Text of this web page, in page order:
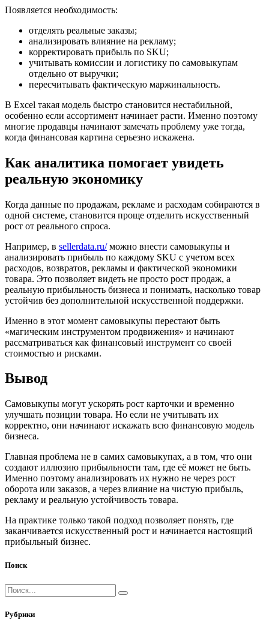
Появляется необходимость:
отделять реальные заказы;
анализировать влияние на рекламу;
корректировать прибыль по SKU;
учитывать комиссии и логистику по самовыкупам
отдельно от выручки;
пересчитывать фактическую маржинальность.
В Excel такая модель быстро становится нестабильной,
особенно если ассортимент начинает расти. Именно поэтому
многие продавцы начинают замечать проблему уже тогда,
когда финансовая картина серьезно искажена.
Как аналитика помогает увидеть
реальную экономику
Когда данные по продажам, рекламе и расходам собираются в
одной системе, становится проще отделить искусственный
рост от реального спроса.
Например, в sellerdata.ru/можно внести самовыкупы и
анализировать прибыль по каждому SKU с учетом всех
расходов, возвратов, рекламы и фактической экономики
товара. Это позволяет видеть не просто рост продаж, а
реальную прибыльность бизнеса и понимать, насколько товар
устойчив без дополнительной искусственной поддержки.
Именно в этот момент самовыкупы перестают быть
«магическим инструментом продвижения» и начинают
рассматриваться как финансовый инструмент со своей
стоимостью и рисками.
Вывод
Самовыкупы могут ускорять рост карточки и временно
улучшать позиции товара. Но если не учитывать их
корректно, они начинают искажать всю финансовую модель
бизнеса.
Главная проблема не в самих самовыкупах, а в том, что они
создают иллюзию прибыльности там, где её может не быть.
Именно поэтому анализировать их нужно не через рост
оборота или заказов, а через влияние на чистую прибыль,
рекламу и реальную устойчивость товара.
На практике только такой подход позволяет понять, где
заканчивается искусственный рост и начинается настоящий
прибыльный бизнес.
Поиск
Рубрики